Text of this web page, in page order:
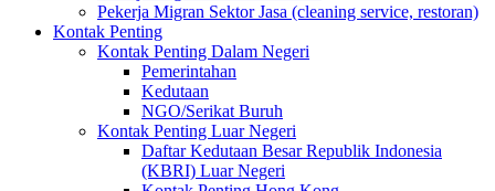
Pekerja Migran Sektor Jasa (cleaning service, restoran)
Kontak Penting
Kontak Penting Dalam Negeri
Pemerintahan
Kedutaan
NGO/Serikat Buruh
Kontak Penting Luar Negeri
Daftar Kedutaan Besar Republik Indonesia
(KBRI) Luar Negeri